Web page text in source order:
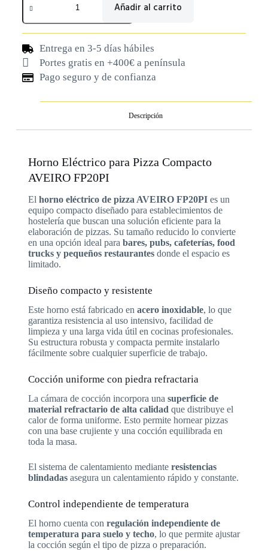
Añadir al carrito
Entrega en 3-5 días hábiles
Portes gratis en +400€ a península
Pago seguro y de confianza
Descripción
Horno Eléctrico para Pizza Compacto
AVEIRO FP20PI
El horno eléctrico de pizza AVEIRO FP20PIes un
equipo compacto diseñado para establecimientos de
hostelería que buscan una solución eficiente para la
elaboración de pizzas. Su tamaño reducido lo convierte
en una opción ideal para bares, pubs, cafeterías, food
trucks y pequeños restaurantesdonde el espacio es
limitado.
Diseño compacto y resistente
Este horno está fabricado en acero inoxidable, lo que
garantiza resistencia al uso intensivo, facilidad de
limpieza y una larga vida útil en cocinas profesionales.
Su estructura robusta y compacta permite instalarlo
fácilmente sobre cualquier superficie de trabajo.
Cocción uniforme con piedra refractaria
La cámara de cocción incorpora una superficie de
material refractario de alta calidad que distribuye el
calor de forma uniforme. Esto permite hornear pizzas
con una base crujiente y una cocción equilibrada en
toda la masa.
El sistema de calentamiento mediante resistencias
blindadasasegura un calentamiento rápido y constante.
Control independiente de temperatura
El horno cuenta con regulación independiente de
temperatura para suelo y techo, lo que permite ajustar
la cocción según el tipo de pizza o preparación.